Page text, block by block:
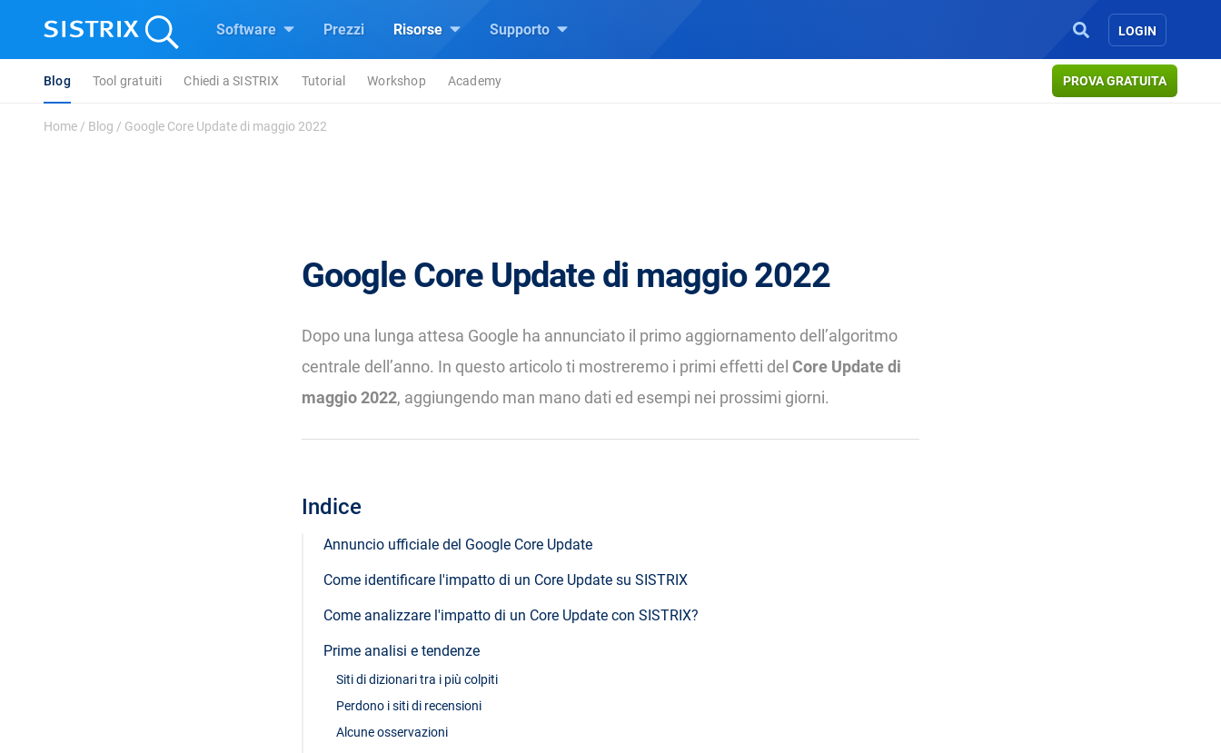
Software Prezzi Risorse Supporto LOGIN
PROVA GRATUITA
Blog Tool gratuiti Chiedi a SISTRIX Tutorial Workshop Academy
Home / Blog / Google Core Update di maggio 2022
Google Core Update di maggio 2022
Dopo una lunga attesa Google ha annunciato il primo aggiornamento dell’algoritmo
centrale dell’anno. In questo articolo ti mostreremo i primi effetti del Core Update di
maggio 2022, aggiungendo man mano dati ed esempi nei prossimi giorni.
Indice
Annuncio ufficiale del Google Core Update
Come identificare l'impatto di un Core Update su SISTRIX
Come analizzare l'impatto di un Core Update con SISTRIX?
Prime analisi e tendenze
Siti di dizionari tra i più colpiti
Perdono i siti di recensioni
Alcune osservazioni